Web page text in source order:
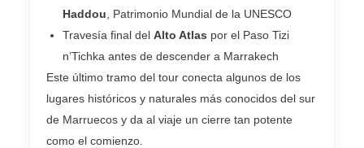
Haddou , Patrimonio Mundial de la UNESCO
Travesía final del Alto Atlas por el Paso Tizi
n’Tichka antes de descender a Marrakech
Este último tramo del tour conecta algunos de los
lugares históricos y naturales más conocidos del sur
de Marruecos y da al viaje un cierre tan potente
como el comienzo.